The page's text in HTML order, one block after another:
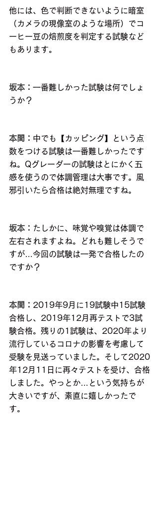
他には、色で判断できないように暗室
（カメラの現像室のような場所）でコ
ーヒー豆の焙煎度を判定する試験など
もあります。
坂本： 一番難しかった試験は何でしょ
うか？
本間： 中でも【カッピング】という点
数をつける試験は一番難しかったです
ね。Qグレーダーの試験はとにかく五
感を使うので体調管理は大事です。風
邪引いたら合格は絶対無理ですね。
坂本： たしかに、味覚や嗅覚は体調で
左右されますよね。どれも難しそうで
すが…今回の試験は一発で合格したの
ですか？
本間： 2019年9月に19試験中15試験
合格し、2019年12月再テストで3試
験合格。残りの1試験は、2020年より
流行しているコロナの影響を考慮して
受験を見送っていました。そして2020
年12月11日に再々テストを受け、合格
しました。やっとか…という気持ちが
大きいですが、素直に嬉しかったで
す。